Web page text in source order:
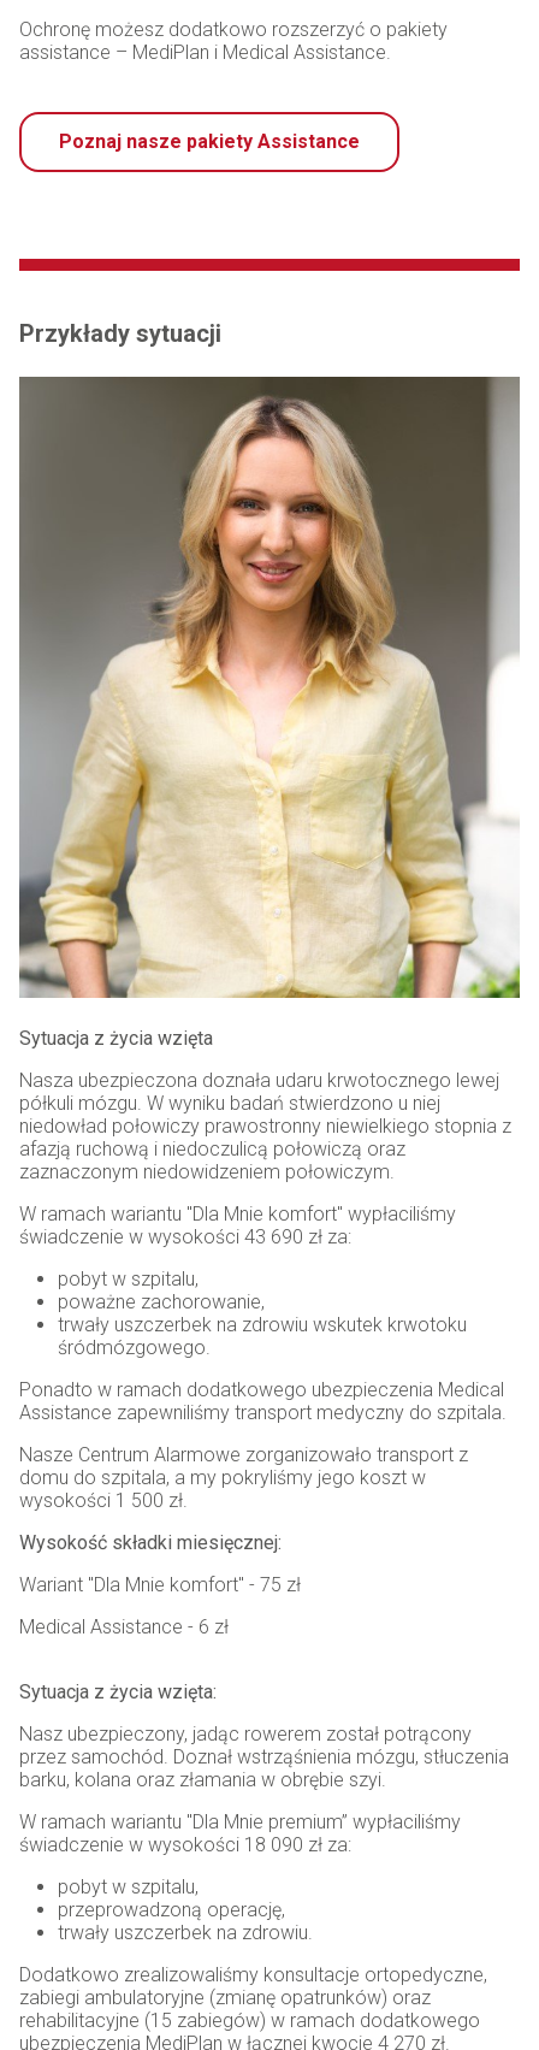
Ochronę możesz dodatkowo rozszerzyć o pakiety
assistance – MediPlan i Medical Assistance.
Poznaj nasze pakiety Assistance
Przykłady sytuacji
Sytuacja z życia wzięta
Nasza ubezpieczona doznała udaru krwotocznego lewej
półkuli mózgu. W wyniku badań stwierdzono u niej
niedowład połowiczy prawostronny niewielkiego stopnia z
afazją ruchową i niedoczulicą połowiczą oraz
zaznaczonym niedowidzeniem połowiczym.
W ramach wariantu "Dla Mnie komfort" wypłaciliśmy
świadczenie w wysokości 43 690 zł za:
pobyt w szpitalu,
poważne zachorowanie,
trwały uszczerbek na zdrowiu wskutek krwotoku
śródmózgowego.
Ponadto w ramach dodatkowego ubezpieczenia Medical
Assistance zapewniliśmy transport medyczny do szpitala.
Nasze Centrum Alarmowe zorganizowało transport z
domu do szpitala, a my pokryliśmy jego koszt w
wysokości 1 500 zł.
Wysokość składki miesięcznej:
Wariant "Dla Mnie komfort" - 75 zł
Medical Assistance - 6 zł
Sytuacja z życia wzięta:
Nasz ubezpieczony, jadąc rowerem został potrącony
przez samochód. Doznał wstrząśnienia mózgu, stłuczenia
barku, kolana oraz złamania w obrębie szyi.
W ramach wariantu "Dla Mnie premium” wypłaciliśmy
świadczenie w wysokości 18 090 zł za:
pobyt w szpitalu,
przeprowadzoną operację,
trwały uszczerbek na zdrowiu.
Dodatkowo zrealizowaliśmy konsultacje ortopedyczne,
zabiegi ambulatoryjne (zmianę opatrunków) oraz
rehabilitacyjne (15 zabiegów) w ramach dodatkowego
ubezpieczenia MediPlan w łącznej kwocie 4 270 zł.